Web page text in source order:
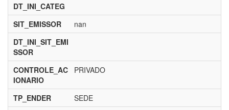
DT_INI_CATEG
SIT_EMISSOR
nan
DT_INI_SIT_EMI
SSOR
CONTROLE_AC
IONARIO
PRIVADO
TP_ENDER
SEDE